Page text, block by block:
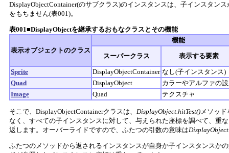
DisplayObjectContainer(のサブクラス)のインスタンスは、子インスタン
をもちません(表001)。
表001■DisplayObjectを継承するおもなクラスとその機能
表示オブジェクトのクラス
機能
スーパークラス 表示する要素
Sprite DisplayObjectContainer なし(子インスタンス)
Quad
DisplayObject
カラーやアルファの
Image
Quad テクスチャ
そこで、DisplayObjectContainerクラスは、 DisplayObject.hitTest()メソッ
なく、すべての子インスタンスに対して、与えられた座標を調べて、重
返します。オーバーライドですので、ふたつの引数の意味は
ふたつのメソッドから返されるインスタンスが自身か子インスタンスか